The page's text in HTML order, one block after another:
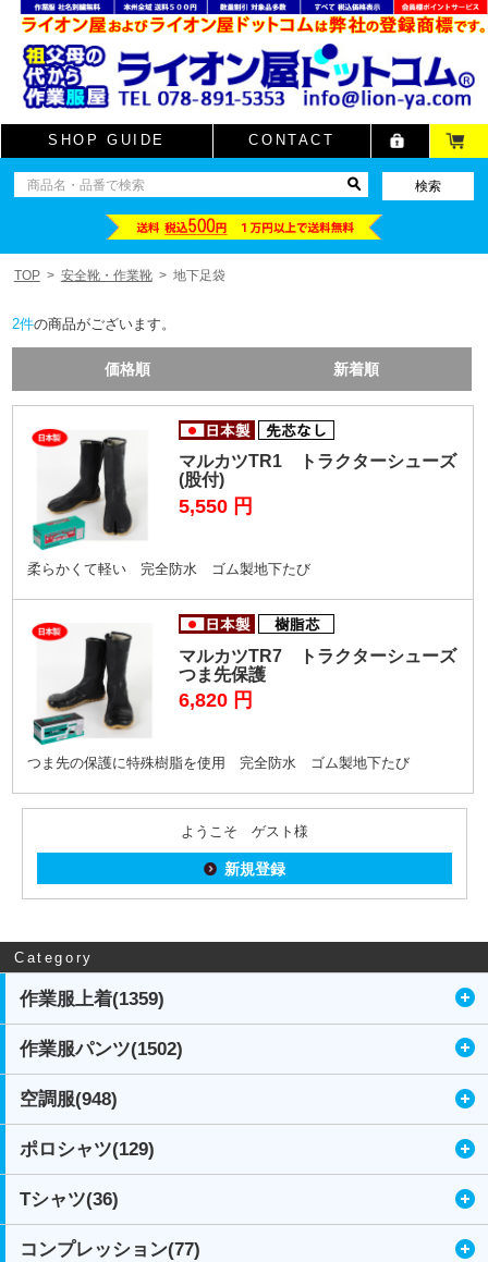
SHOP GUIDE CONTACT
TOP 安全靴・作業靴 地下足袋
2件の商品がございます。
価格順 新着順
マルカツTR1 トラクターシューズ
(股付)
5,550 円
柔らかくて軽い 完全防水 ゴム製地下たび
マルカツTR7 トラクターシューズ
つま先保護
6,820 円
つま先の保護に特殊樹脂を使用 完全防水 ゴム製地下たび
ようこそ ゲスト様
新規登録
Category
作業服上着(1359)
作業服パンツ(1502)
空調服(948)
ポロシャツ(129)
Tシャツ(36)
コンプレッション(77)